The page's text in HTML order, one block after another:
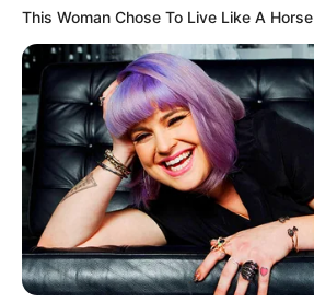
This Woman Chose To Live Like A Horse